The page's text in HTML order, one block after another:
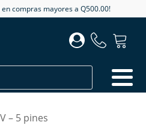
compras mayores a Q500.00!
– 5 pines